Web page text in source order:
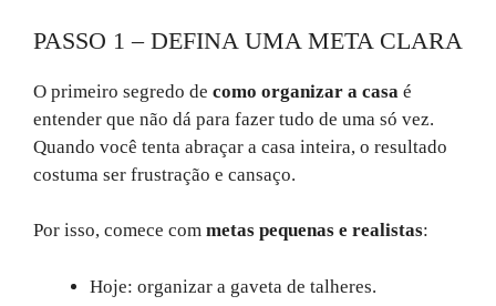
PASSO 1 – DEFINA UMA META CLARA
O primeiro segredo de como organizar a casa é
entender que não dá para fazer tudo de uma só vez.
Quando você tenta abraçar a casa inteira, o resultado
costuma ser frustração e cansaço.
Por isso, comece com metas pequenas e realistas:
Hoje: organizar a gaveta de talheres.